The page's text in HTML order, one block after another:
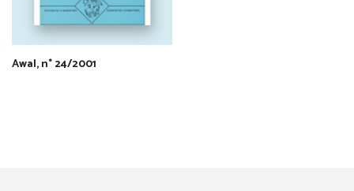
Awal, n° 24/2001